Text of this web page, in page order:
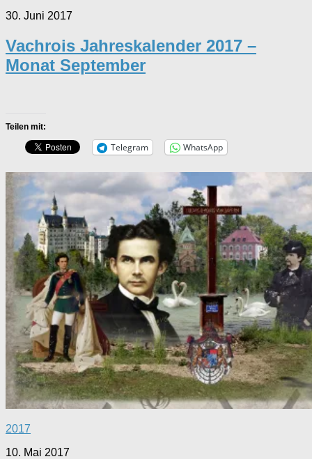
30. Juni 2017
Vachrois Jahreskalender 2017 –
Monat September
Teilen mit:
Telegram WhatsApp
2017
10. Mai 2017